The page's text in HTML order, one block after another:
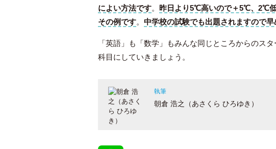
によい方法です。 昨日より5℃高いので＋5℃、2℃
その例です。 中学校の試験でも出題されますので
「英語」も「数学」もみんな同じところからのス
科目にしていきましょう。
執筆
朝倉 浩之（あさくら ひろゆき）
漢検準2級合格のためのベストな
教材と勉強法